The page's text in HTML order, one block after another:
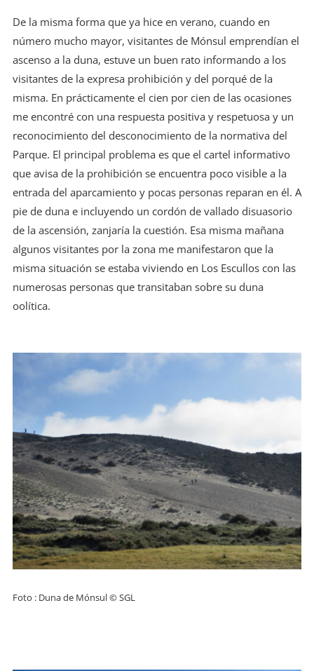
De la misma forma que ya hice en verano, cuando en
número mucho mayor, visitantes de Mónsul emprendían el
ascenso a la duna, estuve un buen rato informando a los
visitantes de la expresa prohibición y del porqué de la
misma. En prácticamente el cien por cien de las ocasiones
me encontré con una respuesta positiva y respetuosa y un
reconocimiento del desconocimiento de la normativa del
Parque. El principal problema es que el cartel informativo
que avisa de la prohibición se encuentra poco visible a la
entrada del aparcamiento y pocas personas reparan en él. A
pie de duna e incluyendo un cordón de vallado disuasorio
de la ascensión, zanjaría la cuestión. Esa misma mañana
algunos visitantes por la zona me manifestaron que la
misma situación se estaba viviendo en Los Escullos con las
numerosas personas que transitaban sobre su duna
oolítica.
Foto : Duna de Mónsul © SGL